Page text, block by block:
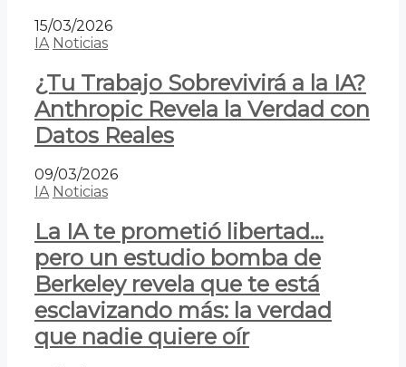
15/03/2026
IA Noticias
¿Tu Trabajo Sobrevivirá a la IA?
Anthropic Revela la Verdad con
Datos Reales
09/03/2026
IA Noticias
La IA te prometió libertad…
pero un estudio bomba de
Berkeley revela que te está
esclavizando más: la verdad
que nadie quiere oír